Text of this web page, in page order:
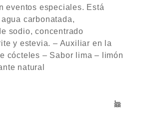
eventos especiales. Está
carbonatada,
sodio, concentrado
y estevia. – Auxiliar en la
cócteles – Sabor lima – limón
natural